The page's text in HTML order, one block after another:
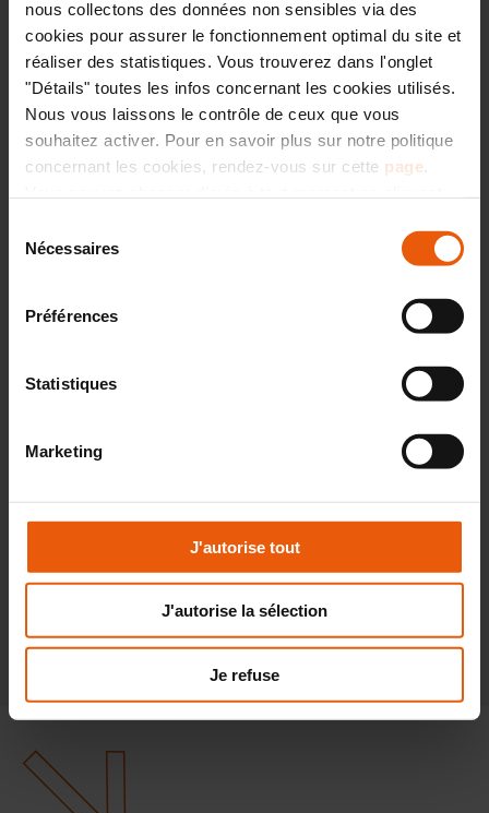
nous collectons des données non sensibles via des
cookies pour assurer le fonctionnement optimal du site et
réaliser des statistiques. Vous trouverez dans l'onglet
"Détails" toutes les infos concernant les cookies utilisés.
Nous vous laissons le contrôle de ceux que vous
souhaitez activer. Pour en savoir plus sur notre politique
concernant les cookies, rendez-vous sur cette page.
du site.
Nécessaires
Préférences
Statistiques
Marketing
J'autorise tout
J'autorise la sélection
Je refuse
Parlons plans !
semi-ouverte séparée par une verrière, 3
chambres dont une suite parentale avec